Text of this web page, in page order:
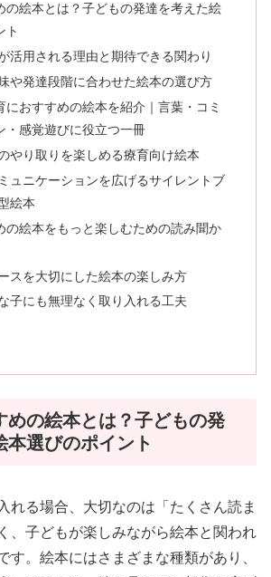
の絵本とは？子どもの発達を考えた絵
ト
活用される理由と期待できる関わり
や発達段階に合わせた絵本の選び方
におすすめの絵本を紹介｜言葉・コミ
・感覚遊びに役立つ一冊
やり取りを楽しめる療育向け絵本
ュニケーションを広げるサイレントブ
絵本
の絵本をもっと楽しむための読み聞か
スを大切にした絵本の楽しみ方
子にも無理なく取り入れる工夫
めの絵本とは？子どもの発
本選びのポイント
れる場合、大切なのは「たくさん読ま
、子どもが楽しみながら絵本と関われ
す。絵本にはさまざまな種類があり、